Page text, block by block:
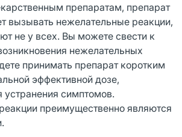
препаратам, препарат
вызывать нежелательные реакции,
не у всех. Вы можете свести к
нежелательных
принимать препарат коротким
эффективной дозе,
устранения симптомов.
преимущественно являются